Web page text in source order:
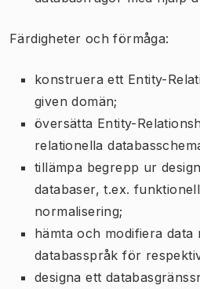
Färdigheter och förmåga:
konstruera ett Entity-
given domän;
översätta Entity-
relationella
tillämpa begrepp ur
databaser, t.ex.
normalisering;
hämta och modifiera data
databasspråk för
designa ett